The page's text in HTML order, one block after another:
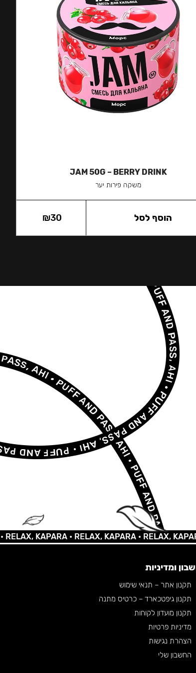
JAM 50G – BERRY DRINK
משקה פירות יער
₪30 הוסף לסל
KAPARA •RELAX, KAPARA •RELAX, KAPARA •
ומדיניות
תקנון אתר – תנאי שימוש
תקנון גיפטכארד – כרטיס מתנה
תקנון מועדון לקוחות
מדיניות פרטיות
הצהרת נגישות
החשבון שלי